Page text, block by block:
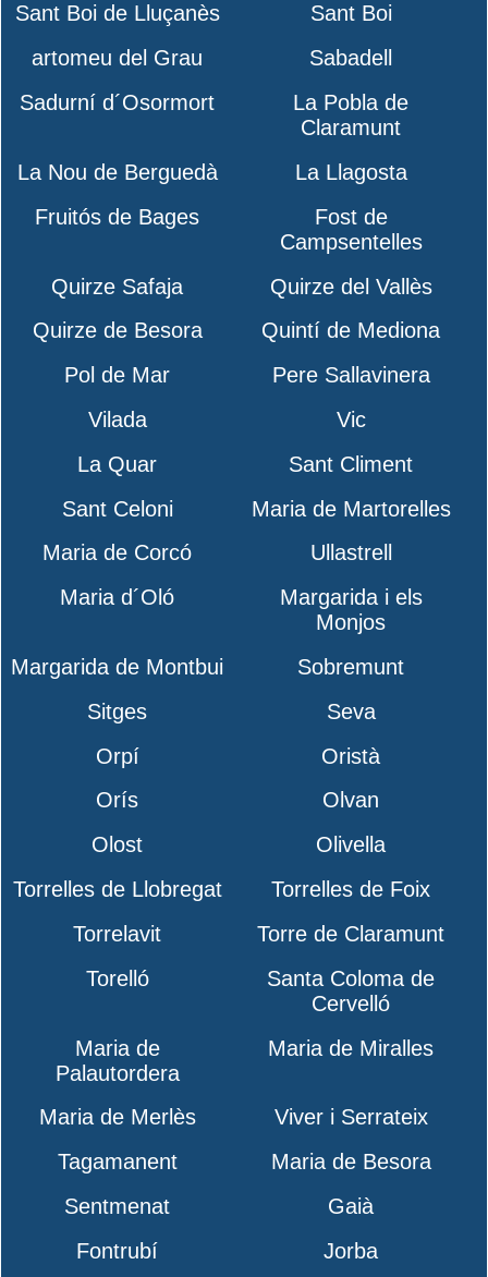
Sant Boi de Lluçanès
Sant Boi
artomeu del Grau
Sabadell
Sadurní d´Osormort
La Pobla de
Claramunt
La Nou de Berguedà
La Llagosta
Fruitós de Bages
Fost de
Campsentelles
Quirze Safaja
Quirze del Vallès
Quirze de Besora
Quintí de Mediona
Pol de Mar
Pere Sallavinera
Vilada
Vic
La Quar
Sant Climent
Sant Celoni
Maria de Martorelles
Maria de Corcó
Ullastrell
Maria d´Oló
Margarida i els
Monjos
Margarida de Montbui
Sobremunt
Sitges
Seva
Orpí
Oristà
Orís
Olvan
Olost
Olivella
Torrelles de Llobregat
Torrelles de Foix
Torrelavit
Torre de Claramunt
Torelló
Santa Coloma de
Cervelló
Maria de
Palautordera
Maria de Miralles
Maria de Merlès
Viver i Serrateix
Tagamanent
Maria de Besora
Sentmenat
Gaià
Fontrubí
Jorba